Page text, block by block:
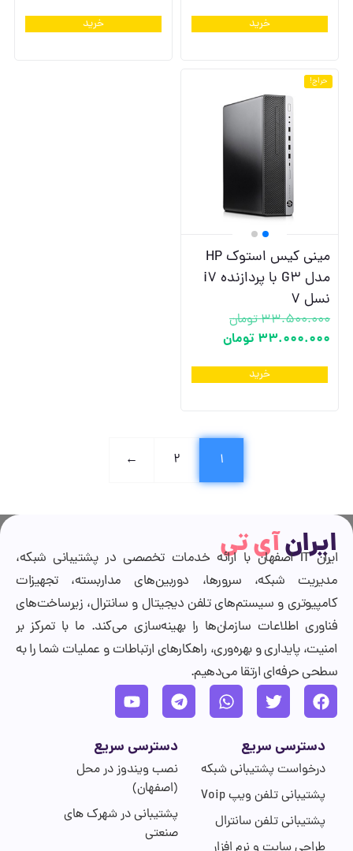
خرید خرید
حراج!
مینی کیس استوک HP
مدل G3 با پردازنده i7
نسل 7
33.500.000تومان
33.000.000 تومان
خرید
1
2
←
ایرانآی تی
ایران IT اصفهان با ارائه خدمات تخصصی در پشتیبانی شبکه،
مدیریت شبکه، سرورها، دوربین‌های مداربسته، تجهیزات
کامپیوتری و سیستم‌های تلفن دیجیتال و سانترال، زیرساخت‌های
فناوری اطلاعات سازمان‌ها را بهینه‌سازی می‌کند. ما با تمرکز بر
امنیت، پایداری و بهره‌وری، راهکارهای ارتباطات و عملیات شما را به
سطحی حرفه‌ای ارتقا می‌دهیم.
دسترسی سریع
درخواست پشتیبانی شبکه
پشتیبانی تلفن ویپ Voip
پشتیبانی تلفن سانترال
دسترسی سریع
نصب ویندوز در محل
(اصفهان)
پشتیبانی در شهرک های
صنعتی